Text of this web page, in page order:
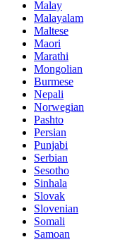
Malay
Malayalam
Maltese
Maori
Marathi
Mongolian
Burmese
Nepali
Norwegian
Pashto
Persian
Punjabi
Serbian
Sesotho
Sinhala
Slovak
Slovenian
Somali
Samoan